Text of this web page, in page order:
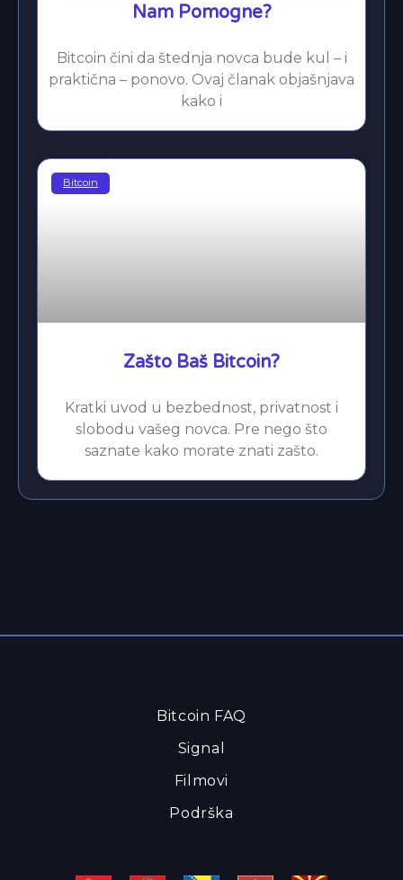
Nam Pomogne?
Bitcoin čini da štednja novca bude kul – i
praktična – ponovo. Ovaj članak objašnjava
kako i
Bitcoin
Zašto Baš Bitcoin?
Kratki uvod u bezbednost, privatnost i
slobodu vašeg novca. Pre nego što
saznate kako morate znati zašto.
Bitcoin FAQ
Signal
Filmovi
Podrška